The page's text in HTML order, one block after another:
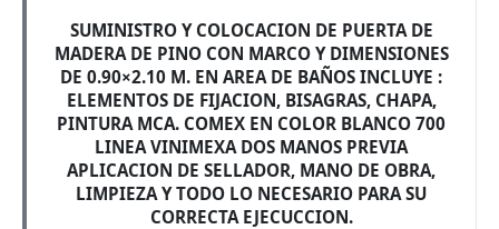
SUMINISTRO Y COLOCACION DE PUERTA DE
MADERA DE PINO CON MARCO Y DIMENSIONES
DE 0.90×2.10 M. EN AREA DE BAÑOS INCLUYE :
ELEMENTOS DE FIJACION, BISAGRAS, CHAPA,
PINTURA MCA. COMEX EN COLOR BLANCO 700
LINEA VINIMEXA DOS MANOS PREVIA
APLICACION DE SELLADOR, MANO DE OBRA,
LIMPIEZA Y TODO LO NECESARIO PARA SU
CORRECTA EJECUCCION.